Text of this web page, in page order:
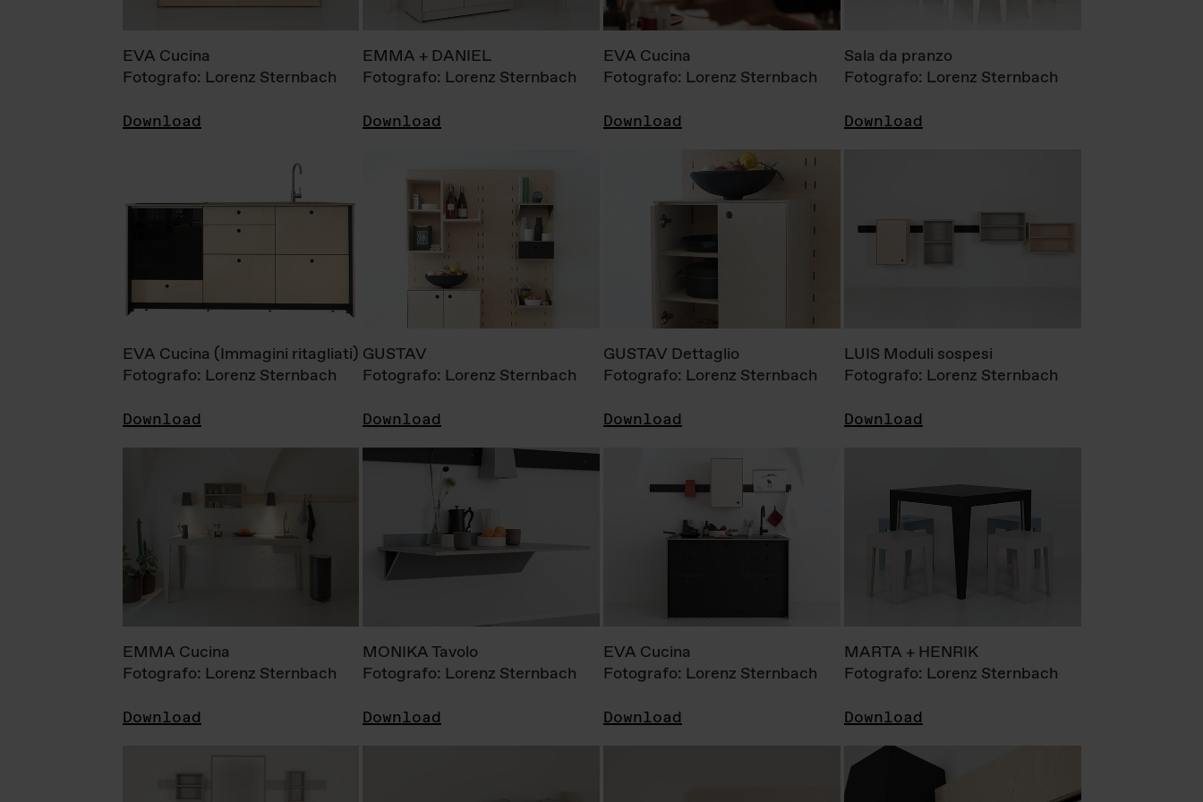
EVA Cucina
Fotografo: Lorenz Sternbach
Download
EMMA + DANIEL
Fotografo: Lorenz Sternbach
Download
EVA Cucina
Fotografo: Lorenz Sternbach
Download
Sala da pranzo
Fotografo: Lorenz Sternbach
Download
EVA Cucina (Immagini ritagliati)
Fotografo: Lorenz Sternbach
Download
GUSTAV
Fotografo: Lorenz Sternbach
Download
GUSTAV Dettaglio
Fotografo: Lorenz Sternbach
Download
LUIS Moduli sospesi
Fotografo: Lorenz Sternbach
Download
EMMA Cucina
Fotografo: Lorenz Sternbach
Download
MONIKA Tavolo
Fotografo: Lorenz Sternbach
Download
EVA Cucina
Fotografo: Lorenz Sternbach
Download
MARTA + HENRIK
Fotografo: Lorenz Sternbach
Download